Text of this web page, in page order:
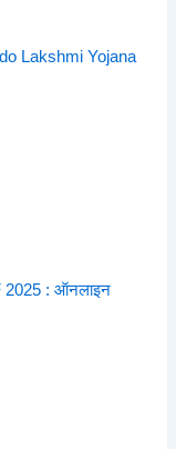
Lakshmi Yojana
2025 : ऑनलाइन